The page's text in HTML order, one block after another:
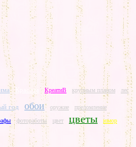
Красота КреатиВ крупным планом лес
год обои оружие
преломление
фотоработы цвет цветы юмор